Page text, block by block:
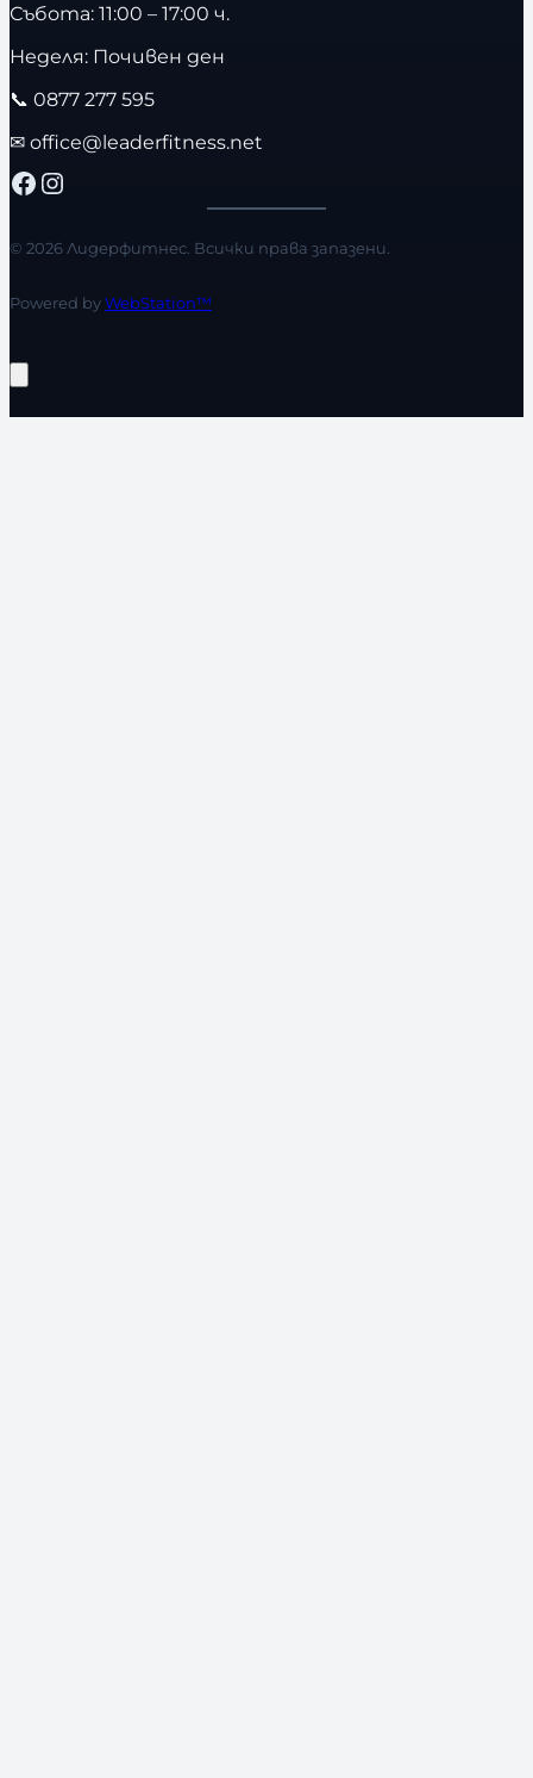
Събота: 11:00 – 17:00 ч.
Неделя: Почивен ден
📞 0877 277 595
✉ office@leaderfitness.net
Facebook Instagram
© 2026 Лидерфитнес. Всички права запазени.
Powered byWebStation™